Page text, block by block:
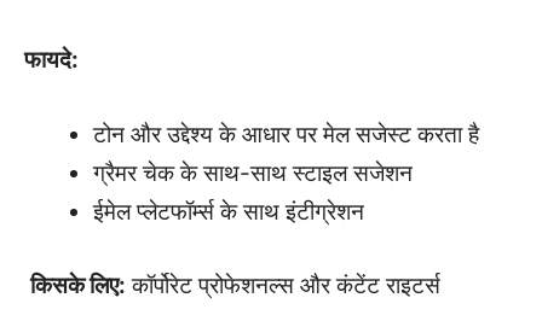
फायदे:
टोन और उद्देश्य के आधार पर मेल सजेस्ट करता है
ग्रैमर चेक के साथ-साथ स्टाइल सजेशन
ईमेल प्लेटफॉर्म्स के साथ इंटीग्रेशन
किसके लिए: कॉर्पोरेट प्रोफेशनल्स और कंटेंट राइटर्स